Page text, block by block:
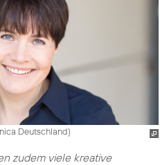
Deutschland)
zudem viele kreative